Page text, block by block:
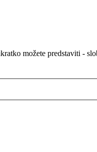
možete predstaviti -